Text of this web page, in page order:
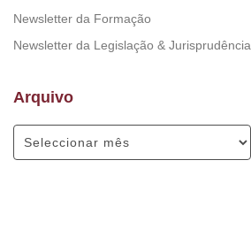
Newsletter da Formação
Newsletter da Legislação & Jurisprudência
Arquivo